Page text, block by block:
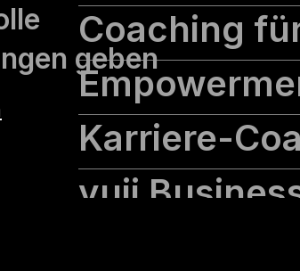
Coaching
Karriere-
yuii
geben